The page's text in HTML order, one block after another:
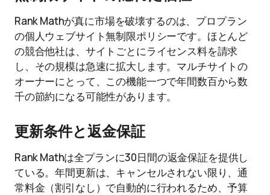
Rank Mathが真に市場を破壊するのは、プロプラン
の個人ウェブサイト無制限ポリシーです。ほとんど
の競合他社は、サイトごとにライセンス料を請求
し、その規模は急速に拡大します。マルチサイトの
オーナーにとって、この機能一つで年間数百から数
千の節約になる可能性があります。
更新条件と返金保証
Rank Mathは全プランに30日間の返金保証を提供し
ている。年間更新は、キャンセルされない限り、通
常料金（割引なし）で自動的に行われるため、予算